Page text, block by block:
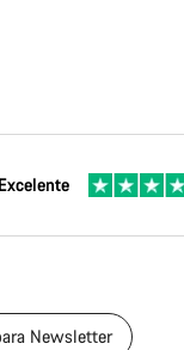
Excelente
Newsletter